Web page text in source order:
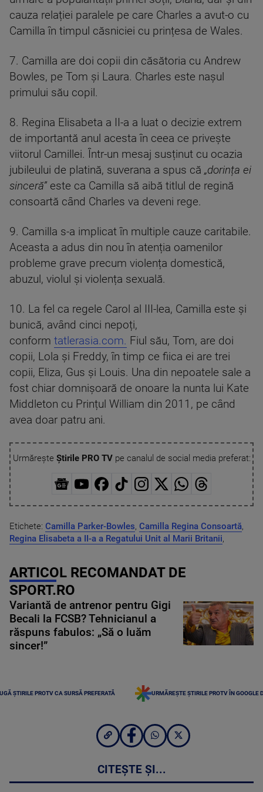
cauza relației paralele pe care Charles a avut-o cu
Camilla în timpul căsniciei cu prințesa de Wales.
7. Camilla are doi copii din căsătoria cu Andrew
Bowles, pe Tom și Laura. Charles este nașul
primului său copil.
8. Regina Elisabeta a II-a a luat o decizie extrem
de importantă anul acesta în ceea ce privește
viitorul Camillei. Într-un mesaj susținut cu ocazia
jubileului de platină, suverana a spus că „dorința ei
sinceră” este ca Camilla să aibă titlul de regină
consoartă când Charles va deveni rege.
9. Camilla s-a implicat în multiple cauze caritabile.
Aceasta a adus din nou în atenția oamenilor
probleme grave precum violența domestică,
abuzul, violul și violența sexuală.
10. La fel ca regele Carol al III-lea, Camilla este și
bunică, având cinci nepoți,
conform tatlerasia.com. Fiul său, Tom, are doi
copii, Lola și Freddy, în timp ce fiica ei are trei
copii, Eliza, Gus și Louis. Una din nepoatele sale a
fost chiar domnișoară de onoare la nunta lui Kate
Middleton cu Prințul William din 2011, pe când
avea doar patru ani.
Urmărește Știrile PRO TVpe canalul de social media preferat:
Etichete: Camilla Parker-Bowles, Camilla Regina Consoartă,
Regina Elisabeta a II-a a Regatului Unit al Marii Britanii,
ARTICOL RECOMANDAT DE
SPORT.RO
Variantă de antrenor pentru Gigi
Becali la FCSB? Tehnicianul a
răspuns fabulos: „Să o luăm
sincer!”
ȘTIRILE PROTV CA SURSĂ PREFERATĂ URMĂREȘTE ȘTIRILE PROTV ÎN GOOGLE
CITEȘTE ȘI...